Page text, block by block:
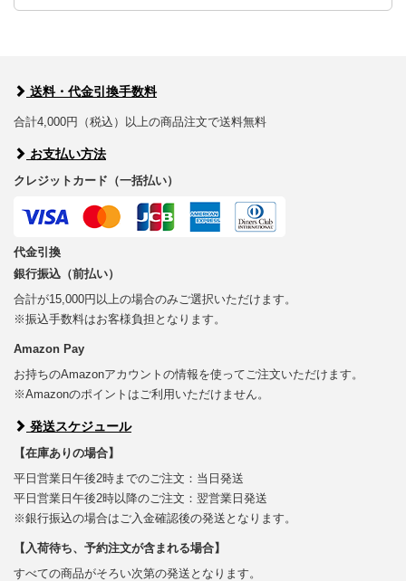
送料・代金引換手数料
合計4,000円（税込）以上の商品注文で送料無料
お支払い方法
クレジットカード（一括払い）
代金引換
銀行振込（前払い）
合計が15,000円以上の場合のみご選択いただけます。
※振込手数料はお客様負担となります。
Amazon Pay
お持ちのAmazonアカウントの情報を使ってご注文いただけます。
※Amazonのポイントはご利用いただけません。
発送スケジュール
【在庫ありの場合】
平日営業日午後2時までのご注文：当日発送
平日営業日午後2時以降のご注文：翌営業日発送
※銀行振込の場合はご入金確認後の発送となります。
【入荷待ち、予約注文が含まれる場合】
すべての商品がそろい次第の発送となります。